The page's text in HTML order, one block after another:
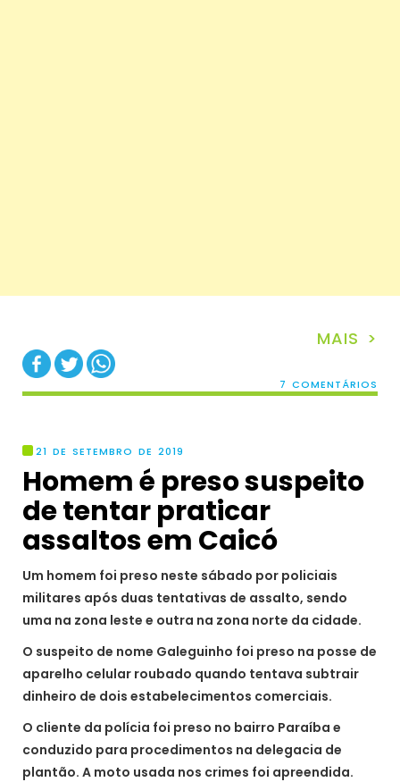
MAIS >
7 COMENTÁRIOS
21 DE SETEMBRO DE 2019
Homem é preso suspeito
de tentar praticar
assaltos em Caicó
Um homem foi preso neste sábado por policiais
militares após duas tentativas de assalto, sendo
uma na zona leste e outra na zona norte da cidade.
O suspeito de nome Galeguinho foi preso na posse de
aparelho celular roubado quando tentava subtrair
dinheiro de dois estabelecimentos comerciais.
O cliente da polícia foi preso no bairro Paraíba e
conduzido para procedimentos na delegacia de
plantão. A moto usada nos crimes foi apreendida.